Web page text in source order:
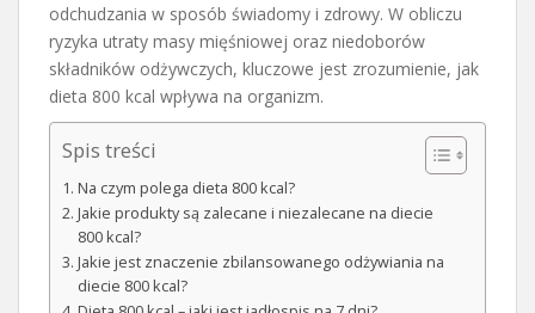
odchudzania w sposób świadomy i zdrowy. W obliczu
ryzyka utraty masy mięśniowej oraz niedoborów
składników odżywczych, kluczowe jest zrozumienie, jak
dieta 800 kcal wpływa na organizm.
Spis treści
Na czym polega dieta 800 kcal?
Jakie produkty są zalecane i niezalecane na diecie
800 kcal?
Jakie jest znaczenie zbilansowanego odżywiania na
diecie 800 kcal?